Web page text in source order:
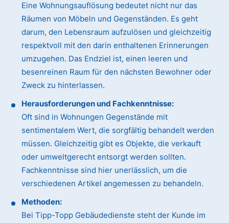
Eine Wohnungsauflösung bedeutet nicht nur das
Räumen von Möbeln und Gegenständen. Es geht
darum, den Lebensraum aufzulösen und gleichzeitig
respektvoll mit den darin enthaltenen Erinnerungen
umzugehen. Das Endziel ist, einen leeren und
besenreinen Raum für den nächsten Bewohner oder
Zweck zu hinterlassen.
Herausforderungen und Fachkenntnisse:
Oft sind in Wohnungen Gegenstände mit
sentimentalem Wert, die sorgfältig behandelt werden
müssen. Gleichzeitig gibt es Objekte, die verkauft
oder umweltgerecht entsorgt werden sollten.
Fachkenntnisse sind hier unerlässlich, um die
verschiedenen Artikel angemessen zu behandeln.
Methoden:
Bei Tipp-Topp Gebäudedienste steht der Kunde im